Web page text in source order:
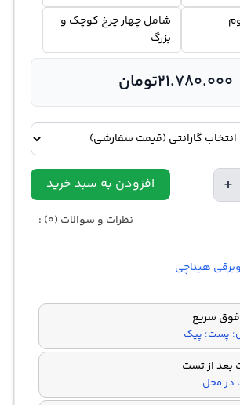
شامل چهار چرخ کوچک و
بزرگ
21.780.000تومان
+ افزودن به سبد خرید
نظرات و سوالات (0) :
هیتاچی
فوق سریع
پست؛ پیک
بعد از تست
در محل